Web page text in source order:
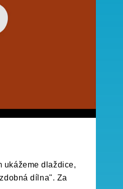
ukážeme dlaždice,
dílna". Za